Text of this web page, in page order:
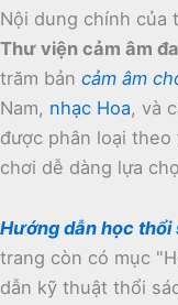
Nội dung chính của
Thư viện cảm âm
trăm bản cảm âm
Nam, nhạc Hoa, và
được phân loại
chơi dễ dàng lựa
Hướng dẫn học thổi
trang còn có mục
dẫn kỹ thuật thổi